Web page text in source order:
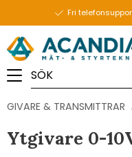
Fri
GIVARE & TRANSMITTRAR
Ytgivare 0-